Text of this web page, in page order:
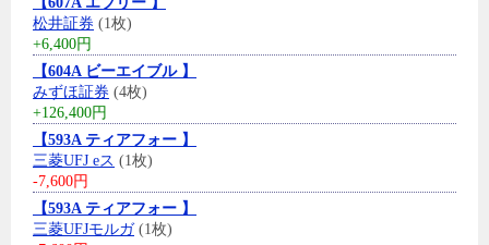
松井証券 (1枚)
+6,400円
【604A ビーエイブル 】
みずほ証券 (4枚)
+126,400円
【593A ティアフォー 】
三菱UFJ eス (1枚)
-7,600円
【593A ティアフォー 】
三菱UFJモルガ(1枚)